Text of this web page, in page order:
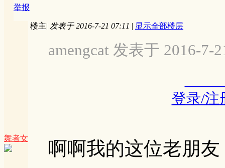
举报
舞者女
楼主| 发表于 2016-7-21 07:11 | 显示全部楼层
amengcat 发表于 2016-7-
登录/注
啊啊我的这位老朋